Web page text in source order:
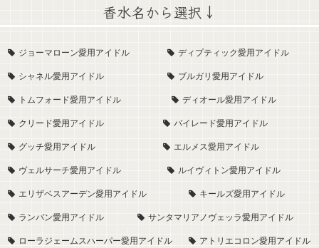
香水名から選択↓
ジョーマローン愛用アイドル ディプティック愛用アイドル
シャネル愛用アイドル ブルガリ愛用アイドル
トムフォード愛用アイドル ディオール愛用アイドル
クリード愛用アイドル バイレード愛用アイドル
グッチ愛用アイドル エルメス愛用アイドル
ヴェルサーチ愛用アイドル ルイヴィトン愛用アイドル
エリザベスアーデン愛用アイドル キールズ愛用アイドル
ランバン愛用アイドル サンタマリアノヴェッラ愛用アイドル
ローラジェームスハーパー愛用アイドル アトリエコロン愛用アイドル